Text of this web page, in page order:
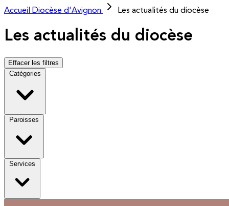
Accueil
Diocèse d'Avignon Les actualités du diocèse
Les actualités du diocèse
Effacer les filtres
Catégories
Paroisses
Services